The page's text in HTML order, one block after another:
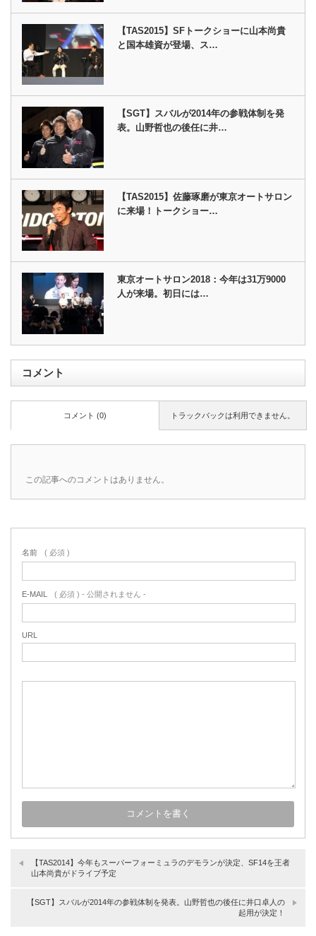
【TAS2015】SFトークショーに山本尚貴
と国本雄資が登場、ス…
【SGT】スバルが2014年の参戦体制を発
表。山野哲也の後任に井…
【TAS2015】佐藤琢磨が東京オートサロン
に来場！トークショー…
東京オートサロン2018：今年は31万9000
人が来場。初日には…
コメント
トラックバックは利用できません。
コメント (0)
この記事へのコメントはありません。
名前 ( 必須 )
E-MAIL ( 必須 ) - 公開されません -
URL
【TAS2014】今年もスーパーフォーミュラのデモランが決定、SF14を王者
山本尚貴がドライブ予定
【SGT】スバルが2014年の参戦体制を発表。山野哲也の後任に井口卓人の
起用が決定！